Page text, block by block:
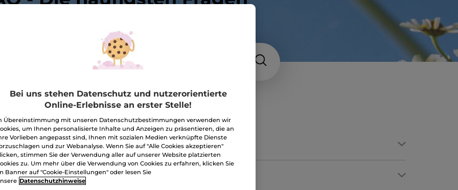
Fragen
es, bis ich mein Yves Rocher-Paket erhalte?
die Versandkosten?
Bei uns stehen Datenschutz und nutzerorientierte
Online-Erlebnisse an erster Stelle!
Übereinstimmung mit unseren Datenschutzbestimmungen verwenden wir
um Ihnen personalisierte Inhalte und Anzeigen zu präsentieren, die an
Vorlieben angepasst sind, Ihnen mit sozialen Medien verknüpfte Dienste
und zur Webanalyse. Wenn Sie auf "Alle Cookies akzeptieren"
stimmen Sie der Verwendung aller auf unserer Website platzierten
zu. Um mehr über die Verwendung von Cookies zu erfahren, klicken Sie
Banner auf "Cookie-Einstellungen" oder lesen Sie
Datenschutzhinweise